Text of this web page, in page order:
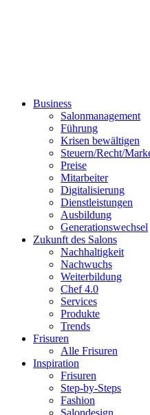
Business
Salonmanagement
Führung
Krisen bewältigen
Steuern/Recht/
Preise
Mitarbeiter
Digitalisierung
Dienstleistungen
Ausbildung
Generationswechsel
Zukunft des Salons
Nachhaltigkeit
Nachwuchs
Weiterbildung
Chef 4.0
Services
Produkte
Trends
Frisuren
Alle Frisuren
Inspiration
Frisuren
Step-by-Steps
Fashion
Salondesign